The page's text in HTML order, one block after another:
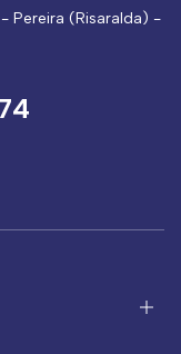
Pereira (Risaralda) -